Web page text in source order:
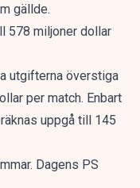
gällde.
578 miljoner dollar
utgifterna överstiga
per match. Enbart
uppgå till 145
Dagens PS